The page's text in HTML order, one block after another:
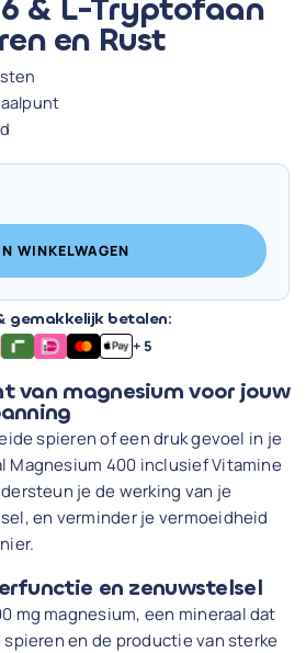
& L-Tryptofaan
en Rust
WINKELWAGEN
gemakkelijk betalen:
+ 5
van magnesium voor jouw
spieren of een druk gevoel in je
Magnesium 400 inclusief Vitamine
je de werking van je
en verminder je vermoeidheid
en zenuwstelsel
mg magnesium, een mineraal dat
en de productie van sterke